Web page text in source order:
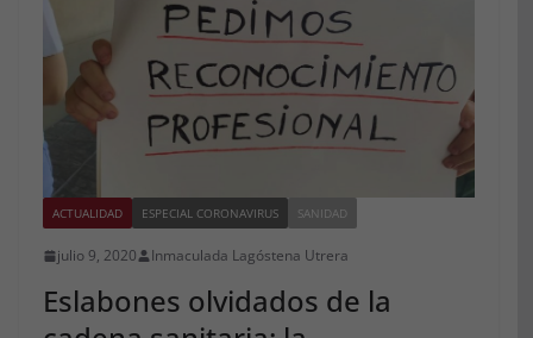
ACTUALIDAD ESPECIAL CORONAVIRUS SANIDAD
julio 9, 2020 Inmaculada Lagóstena Utrera
Eslabones olvidados de la